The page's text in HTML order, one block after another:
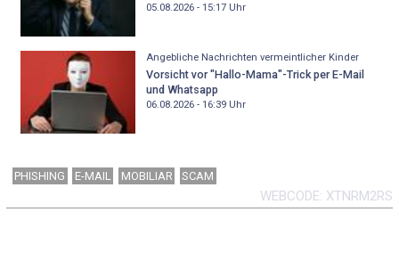
05.08.2026 - 15:17Uhr
Angebliche Nachrichten vermeintlicher Kinder
Vorsicht vor "Hallo-Mama"-Trick per E-Mail
und Whatsapp
06.08.2026 - 16:39Uhr
PHISHING E-MAIL MOBILIAR SCAM
WEBCODE XTNRM2RS